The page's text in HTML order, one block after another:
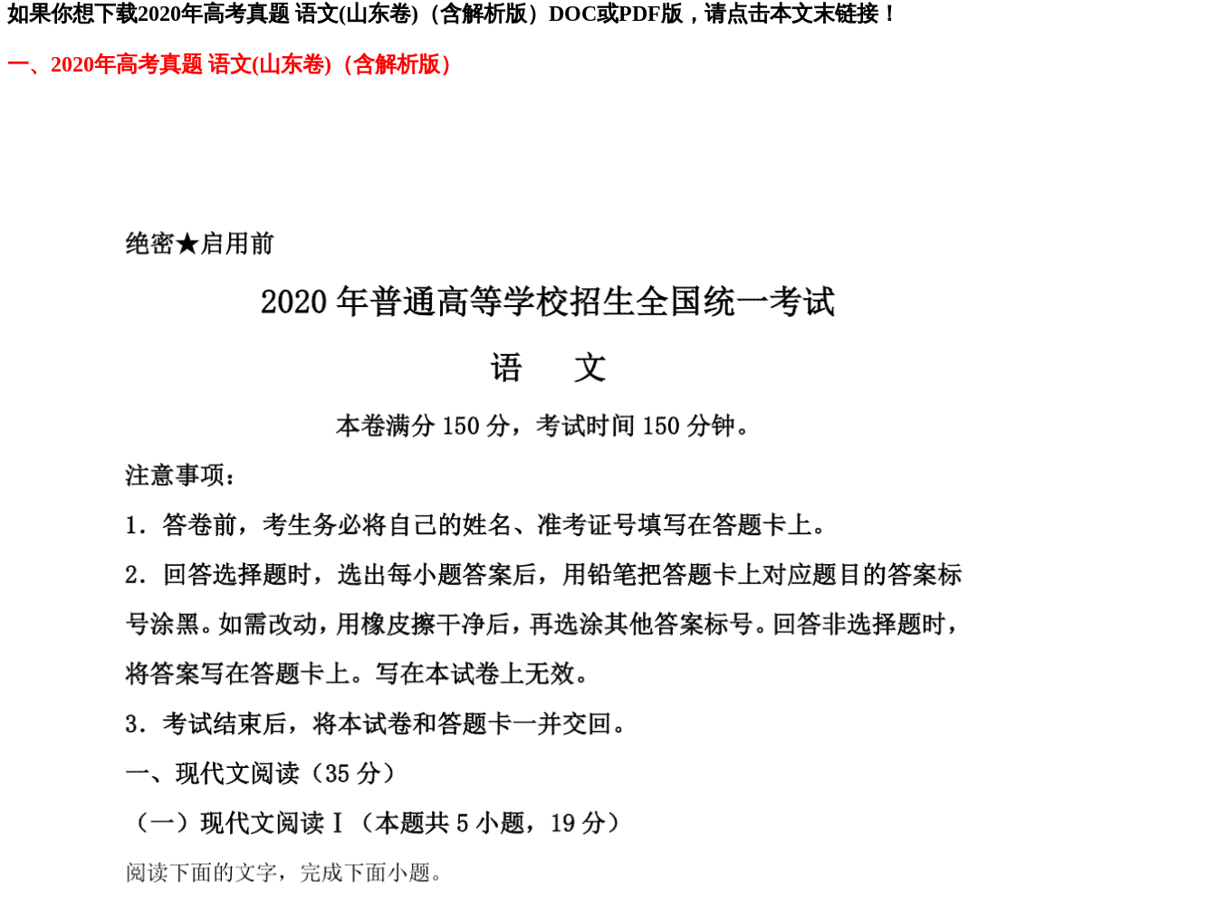
如果你想下载2020年高考真题 语文(山东卷)（含解析版）DOC或PDF版，请点击本文末链接！
一、2020年高考真题 语文(山东卷)（含解析版）